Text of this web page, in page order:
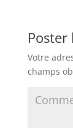
Votre
champs